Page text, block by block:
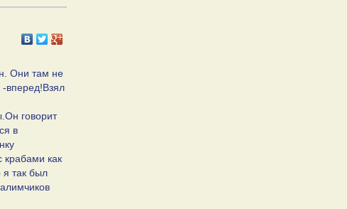
Они там не
-вперед!Взял
говорит
в
крабами как
я так был